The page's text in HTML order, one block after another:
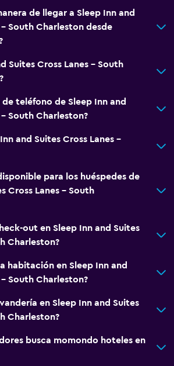
de llegar a Sleep Inn and
- South Charleston desde
Suites Cross Lanes - South
de teléfono de Sleep Inn and
- South Charleston?
and Suites Cross Lanes -
para los huéspedes de
Cross Lanes - South
out en Sleep Inn and Suites
Charleston?
habitación en Sleep Inn and
- South Charleston?
en Sleep Inn and Suites
Charleston?
busca momondo hoteles en